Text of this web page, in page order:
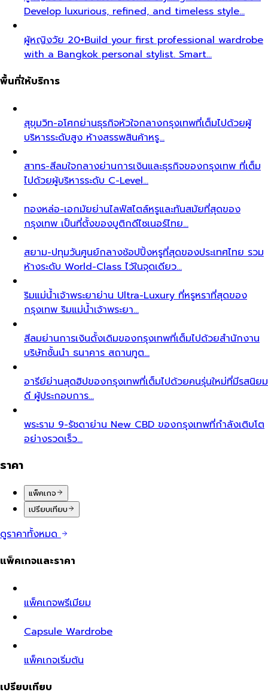
Develop luxurious, refined, and timeless style…
ผู้หญิงวัย 20+Build your first professional wardrobe
with a Bangkok personal stylist. Smart…
พื้นที่ให้บริการ
สุขุมวิท-อโศกย่านธุรกิจหัวใจกลางกรุงเทพที่เต็มไปด้วยผู้
บริหารระดับสูง ห้างสรรพสินค้าหรู…
สาทร-สีลมใจกลางย่านการเงินและธุรกิจของกรุงเทพ ที่เต็ม
ไปด้วยผู้บริหารระดับ C-Level…
ทองหล่อ-เอกมัยย่านไลฟ์สไตล์หรูและทันสมัยที่สุดของ
กรุงเทพ เป็นที่ตั้งของบูติกดีไซเนอร์ไทย…
สยาม-ปทุมวันศูนย์กลางช้อปปิ้งหรูที่สุดของประเทศไทย รวม
ห้างระดับ World-Class ไว้ในจุดเดียว…
ริมแม่น้ำเจ้าพระยาย่าน Ultra-Luxury ที่หรูหราที่สุดของ
กรุงเทพ ริมแม่น้ำเจ้าพระยา…
สีลมย่านการเงินดั้งเดิมของกรุงเทพที่เต็มไปด้วยสำนักงาน
บริษัทชั้นนำ ธนาคาร สถานทูต…
อารีย์ย่านสุดฮิปของกรุงเทพที่เต็มไปด้วยคนรุ่นใหม่ที่มีรสนิยม
ดี ผู้ประกอบการ…
พระราม 9-รัชดาย่าน New CBD ของกรุงเทพที่กำลังเติบโต
อย่างรวดเร็ว…
ราคา
แพ็คเกจ
เปรียบเทียบ
ดูราคาทั้งหมด
แพ็คเกจและราคา
แพ็คเกจพรีเมียม
Capsule Wardrobe
แพ็คเกจเริ่มต้น
เปรียบเทียบ